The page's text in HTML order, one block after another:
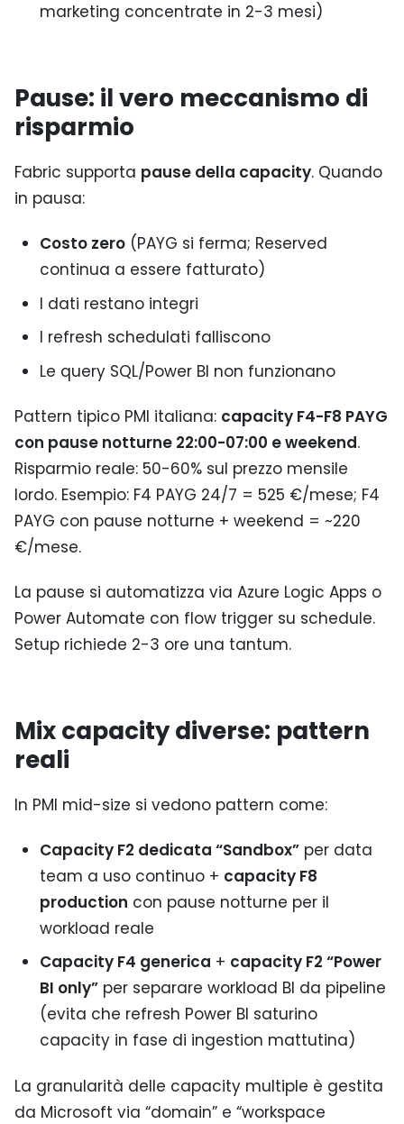
marketing concentrate in 2-3 mesi)
Pause: il vero meccanismo di
risparmio
Fabric supporta pause della capacity. Quando
in pausa:
Costo zero(PAYG si ferma; Reserved
continua a essere fatturato)
I dati restano integri
I refresh schedulati falliscono
Le query SQL/Power BI non funzionano
Pattern tipico PMI italiana: capacity F4-F8 PAYG
con pause notturne 22:00-07:00 e weekend.
Risparmio reale: 50-60% sul prezzo mensile
lordo. Esempio: F4 PAYG 24/7 = 525 €/mese; F4
PAYG con pause notturne + weekend = ~220
€/mese.
La pause si automatizza via Azure Logic Apps o
Power Automate con flow trigger su schedule.
Setup richiede 2-3 ore una tantum.
Mix capacity diverse: pattern
reali
In PMI mid-size si vedono pattern come:
Capacity F2 dedicata “Sandbox”per data
team a uso continuo + capacity F8
production con pause notturne per il
workload reale
Capacity F4 generica + capacity F2 “Power
BI only”per separare workload BI da pipeline
(evita che refresh Power BI saturino
capacity in fase di ingestion mattutina)
La granularità delle capacity multiple è gestita
da Microsoft via “domain” e “workspace